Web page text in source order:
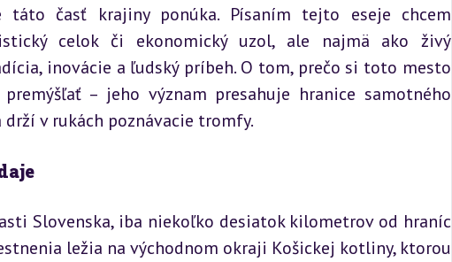
táto časť krajiny ponúka. Písaním tejto eseje chcem
celok či ekonomický uzol, ale najmä ako živý
inovácie a ľudský príbeh. O tom, prečo si toto mesto
– jeho význam presahuje hranice samotného
drží v rukách poznávacie tromfy.
Slovenska, iba niekoľko desiatok kilometrov od hraníc
ležia na východnom okraji Košickej kotliny, ktorou